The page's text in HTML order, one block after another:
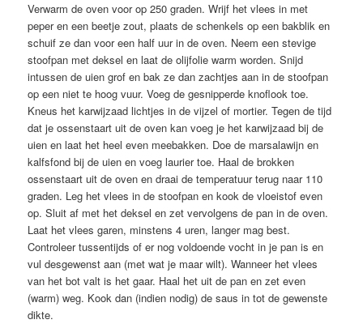
Verwarm de oven voor op 250 graden. Wrijf het vlees in met
peper en een beetje zout, plaats de schenkels op een bakblik en
schuif ze dan voor een half uur in de oven. Neem een stevige
stoofpan met deksel en laat de olijfolie warm worden. Snijd
intussen de uien grof en bak ze dan zachtjes aan in de stoofpan
op een niet te hoog vuur. Voeg de gesnipperde knoflook toe.
Kneus het karwijzaad lichtjes in de vijzel of mortier. Tegen de tijd
dat je ossenstaart uit de oven kan voeg je het karwijzaad bij de
uien en laat het heel even meebakken. Doe de marsalawijn en
kalfsfond bij de uien en voeg laurier toe. Haal de brokken
ossenstaart uit de oven en draai de temperatuur terug naar 110
graden. Leg het vlees in de stoofpan en kook de vloeistof even
op. Sluit af met het deksel en zet vervolgens de pan in de oven.
Laat het vlees garen, minstens 4 uren, langer mag best.
Controleer tussentijds of er nog voldoende vocht in je pan is en
vul desgewenst aan (met wat je maar wilt). Wanneer het vlees
van het bot valt is het gaar. Haal het uit de pan en zet even
(warm) weg. Kook dan (indien nodig) de saus in tot de gewenste
dikte.